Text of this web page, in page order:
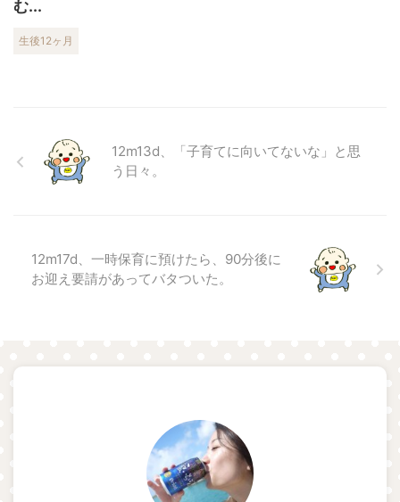
む...
生後12ヶ月
12m13d、「子育てに向いてないな」と思
う日々。
12m17d、一時保育に預けたら、90分後に
お迎え要請があってバタついた。